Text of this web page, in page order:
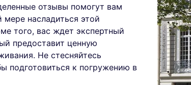
отзывы помогут вам
насладиться этой
того, вас ждет экспертный
предоставит ценную
Не стесняйтесь
подготовиться к погружению в